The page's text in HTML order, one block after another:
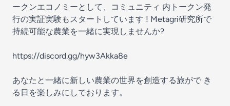
ークンエコノミーとして、コミュニティ 内トークン発
行の実証実験もスタートしています ! Metagri研究所で
持続可能な農業を一緒に実現しませんか?
https://discord.gg/hyw3Akka8e
あなたと一緒に新しい農業の世界を創造する旅がで き
る日を楽しみにしております。